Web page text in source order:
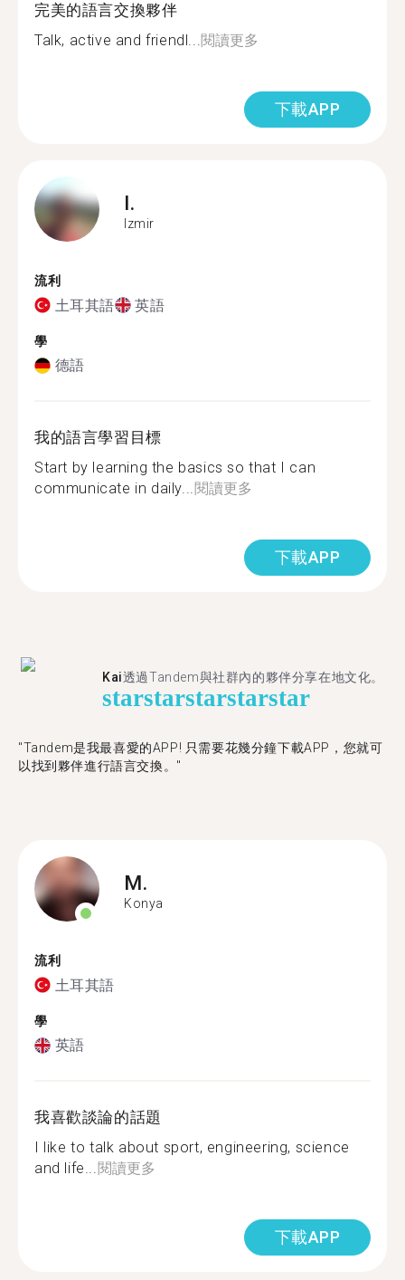
完美的語言交換夥伴
Talk, active and friendl...閱讀更多
下載APP
I.
Izmir
流利
土耳其語 英語
學
德語
我的語言學習目標
Start by learning the basics so that I can
communicate in daily...閱讀更多
下載APP
Kai透過Tandem與社群內的夥伴分享在地文化。
starstarstarstarstar
"Tandem是我最喜愛的APP! 只需要花幾分鐘下載APP，您就可
以找到夥伴進行語言交換。"
M.
Konya
流利
土耳其語
學
英語
我喜歡談論的話題
I like to talk about sport, engineering, science
and life...閱讀更多
下載APP